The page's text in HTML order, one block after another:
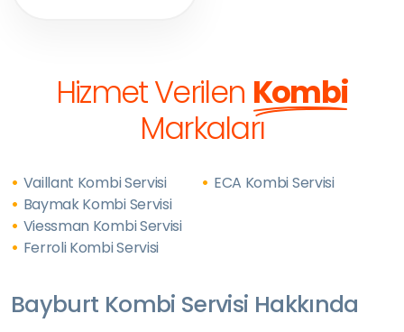
Hizmet Verilen Kombi
Markaları
Vaillant Kombi Servisi
ECA Kombi Servisi
Baymak Kombi Servisi
Viessman Kombi Servisi
Ferroli Kombi Servisi
Bayburt Kombi Servisi Hakkında